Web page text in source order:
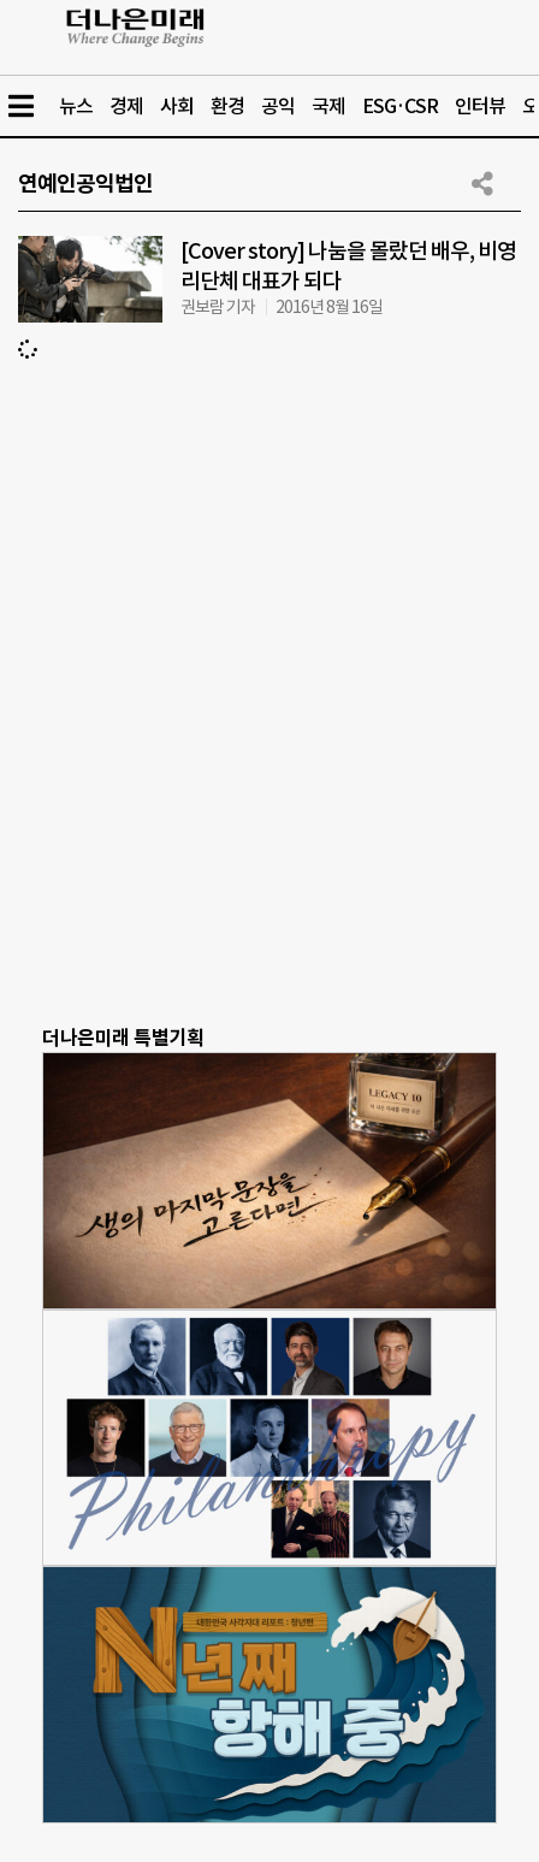
뉴스 경제 사회 환경 공익 국제 ESG·CSR 인터뷰
연예인공익법인
[Cover story] 나눔을 몰랐던 배우, 비영
리단체 대표가 되다
권보람 기자 2016년 8월 16일
더나은미래 특별기획